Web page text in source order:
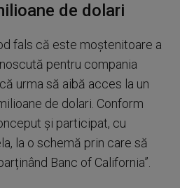
de dolari
fals că este moștenitoare a
pentru compania
urma să aibă acces la un
de dolari. Conform
și participat, cu
la o schemă prin care să
Banc of California”.